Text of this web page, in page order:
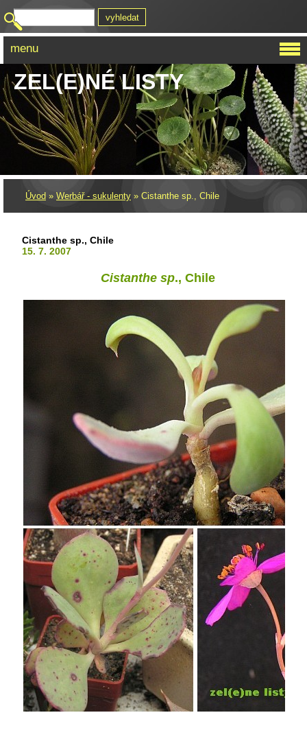
ZEL(E)NÉ LISTY
Úvod » Werbář - sukulenty » Cistanthe sp., Chile
Cistanthe sp., Chile
15. 7. 2007
Cistanthe sp., Chile
menu